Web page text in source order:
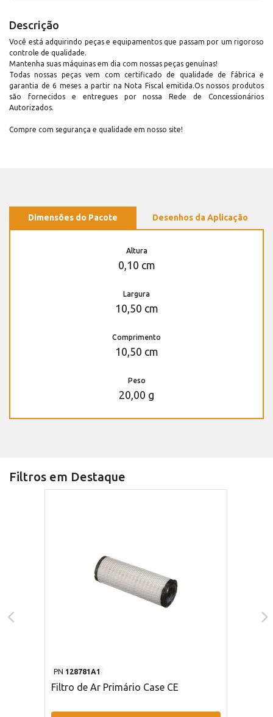
Descrição
Você está adquirindo peças e equipamentos que passam por um rigoroso
controle de qualidade.
Mantenha suas máquinas em dia com nossas peças genuínas!
Todas nossas peças vem com certificado de qualidade de fábrica e
garantia de 6 meses a partir na Nota Fiscal emitida.Os nossos produtos
são fornecidos e entregues por nossa Rede de Concessionários
Autorizados.
Compre com segurança e qualidade em nosso site!
Dimensões do Pacote Desenhos da Aplicação
Altura
0,10 cm
Largura
10,50 cm
Comprimento
10,50 cm
Peso
20,00 g
Filtros em Destaque
PN 128781A1
Filtro de Ar Primário Case CE